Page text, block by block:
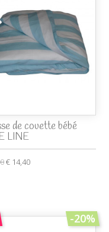
de couette bébé
LINE
€ 14,40
-20%